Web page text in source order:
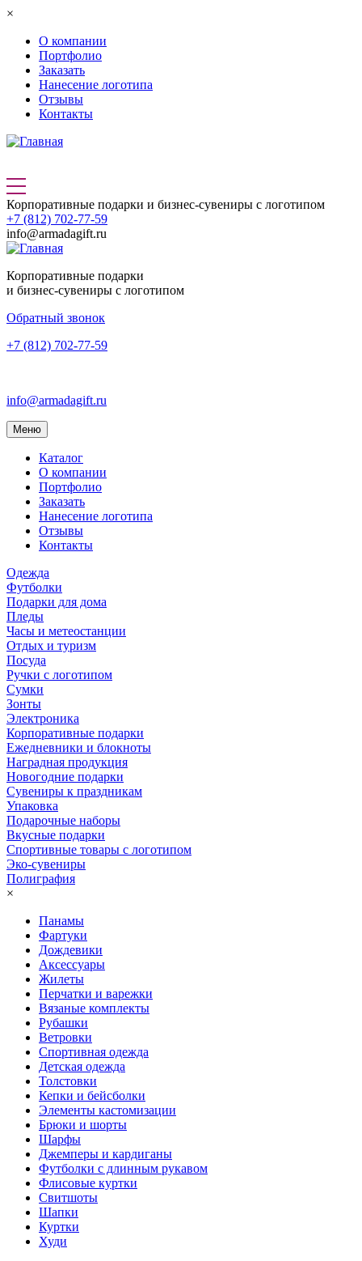
Перейти к основному содержанию
×
О компании
Портфолио
Заказать
Нанесение логотипа
Отзывы
Контакты
Корпоративные подарки и бизнес-сувениры с логотипом
+7 (812) 702-77-59
info@armadagift.ru
Корпоративные подарки
и бизнес-сувениры с логотипом
Обратный звонок
+7 (812) 702-77-59
info@armadagift.ru
Toggle
navigation
Меню
Каталог
О компании
Портфолио
Заказать
Нанесение логотипа
Отзывы
Контакты
Одежда
Футболки
Подарки для дома
Пледы
Часы и метеостанции
Отдых и туризм
Посуда
Ручки с логотипом
Сумки
Зонты
Электроника
Корпоративные подарки
Ежедневники и блокноты
Наградная продукция
Новогодние подарки
Сувениры к праздникам
Упаковка
Подарочные наборы
Вкусные подарки
Спортивные товары с логотипом
Эко-сувениры
Полиграфия
×
Панамы
Фартуки
Дождевики
Аксессуары
Жилеты
Перчатки и варежки
Вязаные комплекты
Рубашки
Ветровки
Спортивная одежда
Детская одежда
Толстовки
Кепки и бейсболки
Элементы кастомизации
Брюки и шорты
Шарфы
Джемперы и кардиганы
Футболки с длинным рукавом
Флисовые куртки
Свитшоты
Шапки
Куртки
Худи